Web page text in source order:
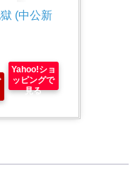
(中公新
Yahoo!ショ
ッピングで
見る